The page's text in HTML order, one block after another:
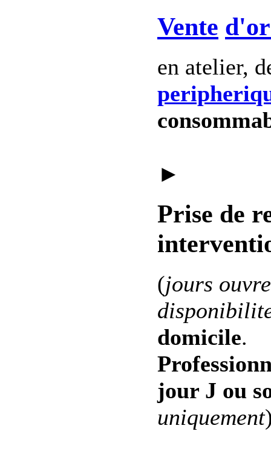
Vente
en atelier,
►
Prise de
(jours
domicile.
jour J ou
uniquement